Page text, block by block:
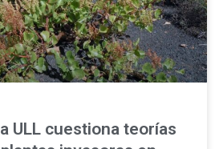
ULL cuestiona teorías